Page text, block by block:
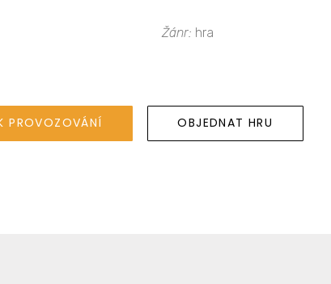
Žánr: hra
PROVOZOVÁNÍ OBJEDNAT HRU